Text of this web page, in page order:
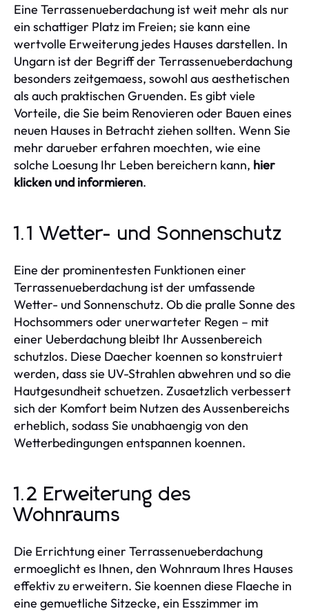
Eine Terrassenueberdachung ist weit mehr als nur
ein schattiger Platz im Freien; sie kann eine
wertvolle Erweiterung jedes Hauses darstellen. In
Ungarn ist der Begriff der Terrassenueberdachung
besonders zeitgemaess, sowohl aus aesthetischen
als auch praktischen Gruenden. Es gibt viele
Vorteile, die Sie beim Renovieren oder Bauen eines
neuen Hauses in Betracht ziehen sollten. Wenn Sie
mehr darueber erfahren moechten, wie eine
solche Loesung Ihr Leben bereichern kann, hier
klicken und informieren.
1.1 Wetter- und Sonnenschutz
Eine der prominentesten Funktionen einer
Terrassenueberdachung ist der umfassende
Wetter- und Sonnenschutz. Ob die pralle Sonne des
Hochsommers oder unerwarteter Regen – mit
einer Ueberdachung bleibt Ihr Aussenbereich
schutzlos. Diese Daecher koennen so konstruiert
werden, dass sie UV-Strahlen abwehren und so die
Hautgesundheit schuetzen. Zusaetzlich verbessert
sich der Komfort beim Nutzen des Aussenbereichs
erheblich, sodass Sie unabhaengig von den
Wetterbedingungen entspannen koennen.
1.2 Erweiterung des
Wohnraums
Die Errichtung einer Terrassenueberdachung
ermoeglicht es Ihnen, den Wohnraum Ihres Hauses
effektiv zu erweitern. Sie koennen diese Flaeche in
eine gemuetliche Sitzecke, ein Esszimmer im